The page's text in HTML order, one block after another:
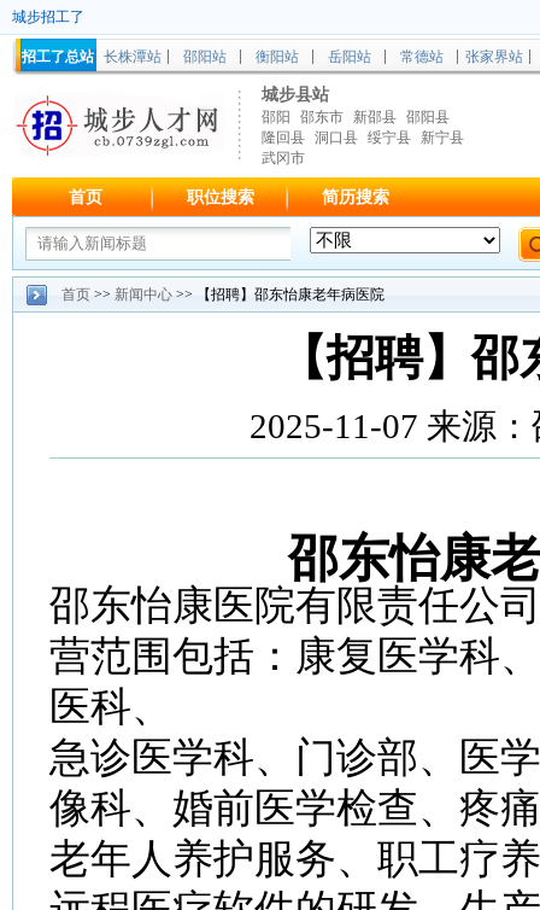
城步招工了
招工了总站 长株潭站 邵阳站 衡阳站 岳阳站 常德站 张家界站
城步县站
邵阳 邵东市 新邵县 邵阳县
隆回县 洞口县 绥宁县
新宁县
武冈市
首页 职位搜索 简历搜索
首页 >> 新闻中心 >> 【招聘】邵东怡康老年病医院
【招聘】
2025-11-07 来源
邵东怡康
邵东怡康医院有限责任公
营范围包括：康复医学科
医科、
急诊医学科、门诊部、医
像科、婚前医学检查、疼
老年人养护服务、职工疗